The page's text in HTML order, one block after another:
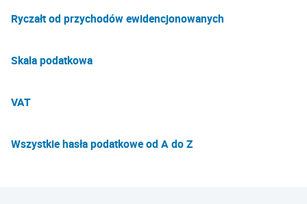
Ryczałt od przychodów ewidencjonowanych
Skala podatkowa
VAT
Wszystkie hasła podatkowe od A do Z